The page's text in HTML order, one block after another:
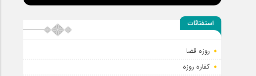
استفتائات
روزه قضا
کفاره روزه